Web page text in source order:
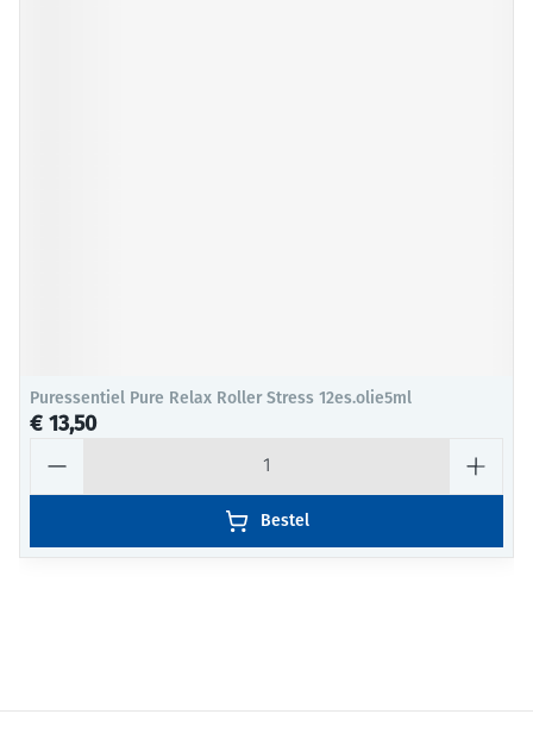
Puressentiel Pure Relax Roller Stress 12es.olie5ml
€ 13,50
Bestel